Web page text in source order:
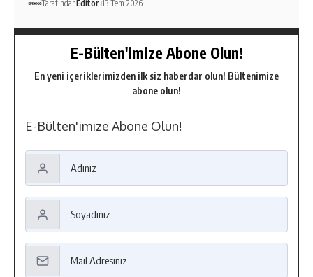
TarafındanEditör 13 Tem 2026
E-Bülten'imize Abone Olun!
En yeni içeriklerimizden ilk siz haberdar olun! Bültenimize
abone olun!
E-Bülten'imize Abone Olun!